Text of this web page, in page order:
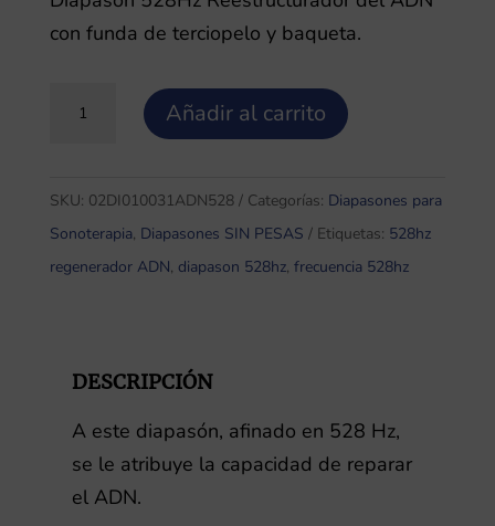
con funda de terciopelo y baqueta.
Reestructurador
del
ADN
Añadir al carrito
SKU: 02DI010031ADN528 Categorías: Diapasones para
Sonoterapia, Diapasones SIN PESAS Etiquetas: 528hz
regenerador ADN, diapason 528hz, frecuencia 528hz
DESCRIPCIÓN
A este diapasón, afinado en 528 Hz,
se le atribuye la capacidad de reparar
el ADN.